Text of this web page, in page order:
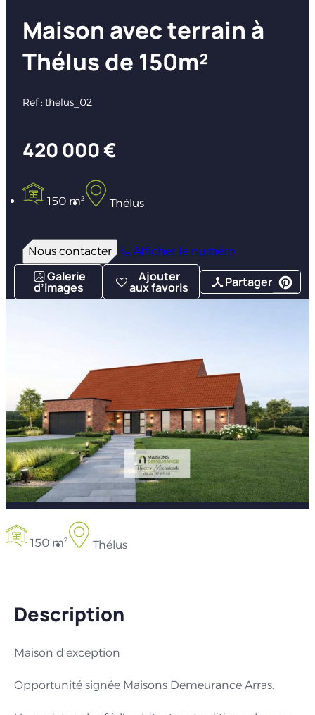
Maison avec terrain à
Thélus de 150m²
Ref : thelus_02
420 000 €
150 m² Thélus
Nous contacter Afficher le numéro
Galerie
d’images
Ajouter
aux favoris Partager
150 m² Thélus
Description
Maison d’exception
Opportunité signée Maisons Demeurance Arras.